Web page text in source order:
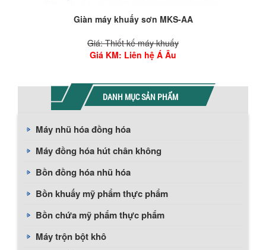
Giàn máy khuấy sơn MKS-AA
Giá: Thiết kế máy khuấy
Giá KM: Liên hệ Á Âu
DANH MỤC SẢN PHẨM
Máy nhũ hóa đồng hóa
Máy đồng hóa hút chân không
Bồn đồng hóa nhũ hóa
Bồn khuấy mỹ phẩm thực phẩm
Bồn chứa mỹ phẩm thực phẩm
Máy trộn bột khô